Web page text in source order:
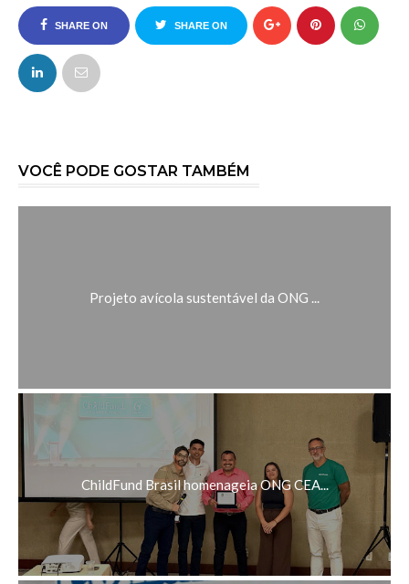
SHARE ON
FACEBOOK
SHARE ON
VOCÊ PODE GOSTAR TAMBÉM
Projeto avícola sustentável da ONG ...
ChildFund Brasil homenageia ONG CEA...